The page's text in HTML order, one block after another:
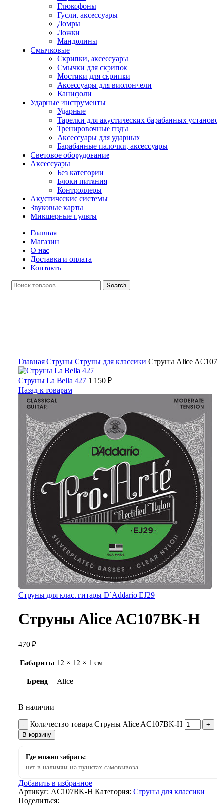
Глюкофоны
Гусли, аксессуары
Домры
Ложки
Мандолины
Смычковые
Скрипки, аксессуары
Смычки для скрипок
Мостики для скрипки
Аксессуары для виолончели
Канифоли
Ударные инструменты
Ударные
Тарелки для акустических барабанных
Тренировочные пэды
Аксессуары для ударных
Барабанные палочки, аксессуары
Световое оборудование
Аксессуары
Без категории
Блоки питания
Контроллеры
Акустические системы
Звуковые карты
Микшерные пульты
Главная
Магазин
О нас
Доставка и оплата
Контакты
Search
Главная Струны Струны для классики Струны Alice
Струны La Bella 427 1 150 ₽
Назад к товарам
Струны для клас. гитары D`Addario EJ29
Струны Alice AC107BK-H
470 ₽
Габариты 12 × 12 × 1 см
Бренд Alice
В наличии
Количество товара Струны Alice AC107BK-H
В корзину
Где можно забрать:
нет в наличии на пунктах самовывоза
Добавить в избранное
Артикул: AC107BK-H Категория: Струны для классики
Поделиться: